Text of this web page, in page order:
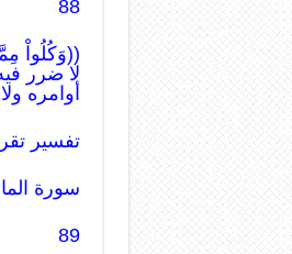
88
((وَكُلُواْ
لا ضرر
أوامره
تفسير
سورة
89